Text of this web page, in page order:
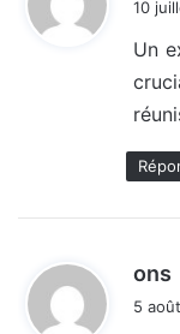
10
Un
ons
5